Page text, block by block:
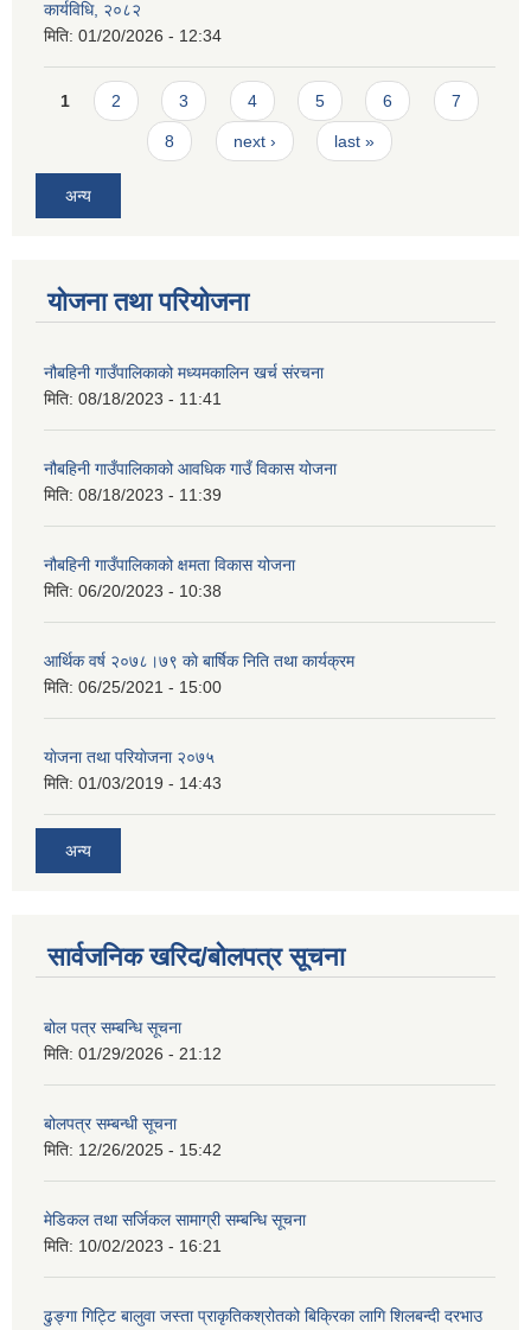
कार्यविधि, २०८२
मिति: 01/20/2026 - 12:34
Pages
1 2 3 4 5 6 7
8 next › last »
अन्य
योजना तथा परियोजना
नौबहिनी गाउँपालिकाको मध्यमकालिन खर्च संरचना
मिति: 08/18/2023 - 11:41
नौबहिनी गाउँपालिकाको आवधिक गाउँ विकास योजना
मिति: 08/18/2023 - 11:39
नौबहिनी गाउँपालिकाको क्षमता विकास योजना
मिति: 06/20/2023 - 10:38
आर्थिक वर्ष २०७८।७९ काे बार्षिक निति तथा कार्यक्रम
मिति: 06/25/2021 - 15:00
याेजना तथा परियाेजना २०७५
मिति: 01/03/2019 - 14:43
अन्य
सार्वजनिक खरिद/बोलपत्र सूचना
बोल पत्र सम्बन्धि सूचना
मिति: 01/29/2026 - 21:12
बोलपत्र सम्बन्धी सूचना
मिति: 12/26/2025 - 15:42
मेडिकल तथा सर्जिकल सामाग्री सम्बन्धि सूचना
मिति: 10/02/2023 - 16:21
ढुङ्गा गिट्टि बालुवा जस्ता प्राकृतिकश्रोतको बिक्रिका लागि शिलबन्दी दरभाउ